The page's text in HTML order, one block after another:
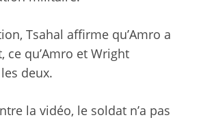
Tsahal affirme qu’Amro a
ce qu’Amro et Wright
deux.
la vidéo, le soldat n’a pas